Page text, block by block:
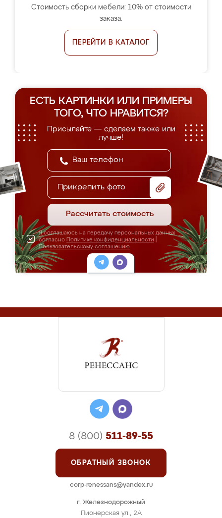
Стоимость сборки мебели: 10% от стоимости
заказа.
ПЕРЕЙТИ В КАТАЛОГ
ЕСТЬ КАРТИНКИ ИЛИ ПРИМЕРЫ
ТОГО, ЧТО НРАВИТСЯ?
Присылайте — сделаем также или
лучше!
Прикрепить фото
Рассчитать стоимость
Я соглашаюсь на передачу персональных данных
согласно Политике конфиденциальности
Пользовательскому соглашению
г. Железнодорожный
Пионерская ул., 2А
8 (800) 511-89-55
ОБРАТНЫЙ ЗВОНОК
corp-renessans@yandex.ru